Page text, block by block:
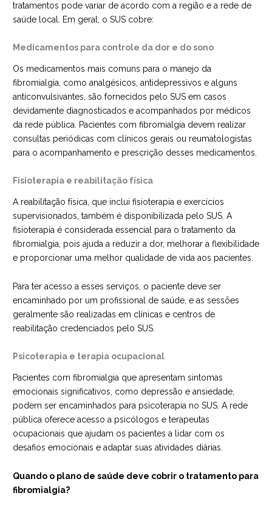
tratamentos pode variar de acordo com a região e a rede de
saúde local. Em geral, o SUS cobre:
Medicamentos para controle da dor e do sono
Os medicamentos mais comuns para o manejo da
fibromialgia, como analgésicos, antidepressivos e alguns
anticonvulsivantes, são fornecidos pelo SUS em casos
devidamente diagnosticados e acompanhados por médicos
da rede pública. Pacientes com fibromialgia devem realizar
consultas periódicas com clínicos gerais ou reumatologistas
para o acompanhamento e prescrição desses medicamentos.
Fisioterapia e reabilitação física
A reabilitação física, que inclui fisioterapia e exercícios
supervisionados, também é disponibilizada pelo SUS. A
fisioterapia é considerada essencial para o tratamento da
fibromialgia, pois ajuda a reduzir a dor, melhorar a flexibilidade
e proporcionar uma melhor qualidade de vida aos pacientes.
Para ter acesso a esses serviços, o paciente deve ser
encaminhado por um profissional de saúde, e as sessões
geralmente são realizadas em clínicas e centros de
reabilitação credenciados pelo SUS.
Psicoterapia e terapia ocupacional
Pacientes com fibromialgia que apresentam sintomas
emocionais significativos, como depressão e ansiedade,
podem ser encaminhados para psicoterapia no SUS. A rede
pública oferece acesso a psicólogos e terapeutas
ocupacionais que ajudam os pacientes a lidar com os
desafios emocionais e adaptar suas atividades diárias.
Quando o plano de saúde deve cobrir o tratamento para
fibromialgia?